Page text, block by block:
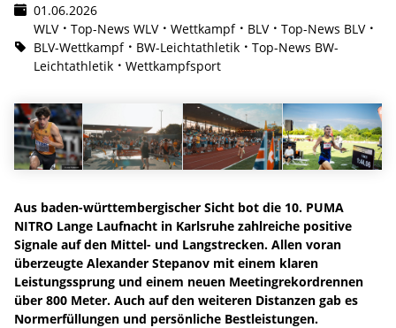
01.06.2026
WLV
Top-News WLV Wettkampf BLV
Top-News BLV
BLV-Wettkampf
BW-Leichtathletik
Top-News BW-
Leichtathletik
Wettkampfsport
Aus baden-württembergischer Sicht bot die 10. PUMA
NITRO Lange Laufnacht in Karlsruhe zahlreiche positive
Signale auf den Mittel- und Langstrecken. Allen voran
überzeugte Alexander Stepanov mit einem klaren
Leistungssprung und einem neuen Meetingrekordrennen
über 800 Meter. Auch auf den weiteren Distanzen gab es
Normerfüllungen und persönliche Bestleistungen.